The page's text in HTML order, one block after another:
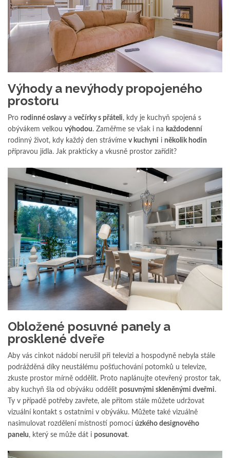
Výhody a nevýhody propojeného
prostoru
Pro rodinné oslavya večírky s přáteli, kdy je kuchyň spojená s
obývákem velkou výhodou. Zaměřme se však i na každodenní
rodinný život, kdy každý den strávíme v kuchyni i několik hodin
přípravou jídla. Jak prakticky a vkusně prostor zařídit?
Obložené posuvné panely a
prosklené dveře
Aby vás cinkot nádobí nerušil při televizi a hospodyně nebyla stále
podrážděná díky neustálému pošťuchování potomků u televize,
zkuste prostor mírně oddělit. Proto naplánujte otevřený prostor tak,
aby kuchyň šla od obýváku oddělit posuvnými skleněnými dveřmi.
Ty v případě potřeby zavřete, ale přitom stále můžete udržovat
vizuální kontakt s ostatními v obýváku. Můžete také vizuálně
nasimulovat rozdělení místností pomocí úzkého designového
panelu, který se může dát i posunovat.